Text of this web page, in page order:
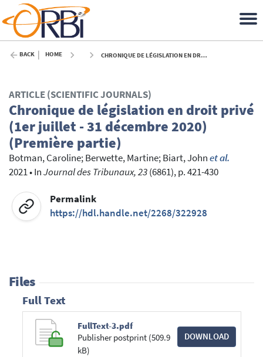
BACK HOME CHRONIQUE DE LÉGISLATION EN DROIT PRIVÉ (1ER JUILLET - 31 DÉCEMBRE 2020) (PREMIÈRE PARTIE) - 2021
ARTICLE (SCIENTIFIC JOURNALS)
Chronique de législation en droit privé
(1er juillet - 31 décembre 2020)
(Première partie)
Botman, Caroline;Berwette, Martine;Biart, Johnet al.
2021•InJournal des Tribunaux, 23(6861), p. 421-430
Permalink
https://hdl.handle.net/2268/322928
Files
Full Text
FullText-3.pdf
Publisher postprint (509.9
kB)
DOWNLOAD